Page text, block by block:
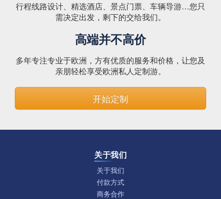
行程线路设计、精选酒店、景点门票、车辆导游…您只
需决定出发，剩下的交给我们。
高端并不高价
多年专注专业于欧洲，方有优质的服务和价格，让您及
亲朋轻松享受欧洲私人定制游。
开始定制
关于我们
关于我们
付款方式
商务合作